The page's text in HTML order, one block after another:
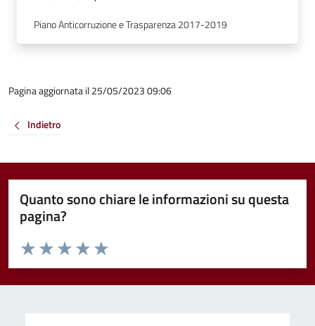
Piano Anticorruzione e Trasparenza 2017-2019
Pagina aggiornata il 25/05/2023 09:06
Indietro
Quanto sono chiare le informazioni su questa
pagina?
Valuta da 1 a 5 stelle la pagina
Valuta 5 stelle su 5
Valuta 4 stelle su 5
Valuta 3 stelle su 5
Valuta 2 stelle su 5
Valuta 1 stelle su 5